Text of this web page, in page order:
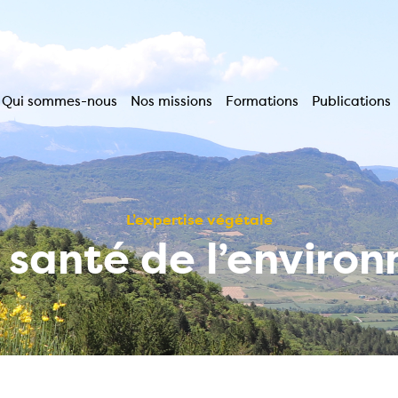
Qui sommes-nous Nos missions Formations Publications
L’expertise végétale
de